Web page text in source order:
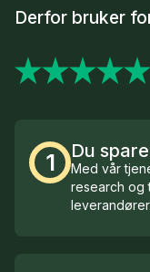
Derfor bruker
1 Du
Med vår
research og
leverandører.